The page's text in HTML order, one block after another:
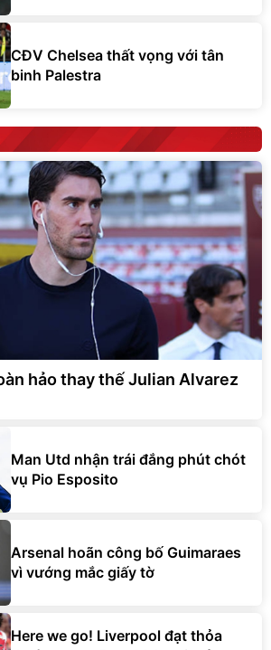
CĐV Chelsea thất vọng với tân
binh Palestra
hảo thay thế Julian Alvarez
Man Utd nhận trái đắng phút chót
vụ Pio Esposito
Arsenal hoãn công bố Guimaraes
vì vướng mắc giấy tờ
Here we go! Liverpool đạt thỏa